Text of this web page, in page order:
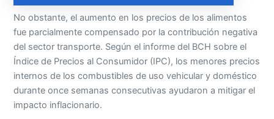
No obstante, el aumento en los precios de los alimentos
fue parcialmente compensado por la contribución negativa
del sector transporte. Según el informe del BCH sobre el
Índice de Precios al Consumidor (IPC), los menores precios
internos de los combustibles de uso vehicular y doméstico
durante once semanas consecutivas ayudaron a mitigar el
impacto inflacionario.